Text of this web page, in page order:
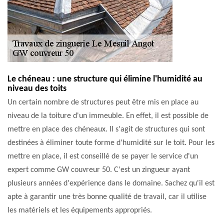
Le chéneau : une structure qui élimine l'humidité au
niveau des toits
Un certain nombre de structures peut être mis en place au
niveau de la toiture d'un immeuble. En effet, il est possible de
mettre en place des chéneaux. Il s'agit de structures qui sont
destinées à éliminer toute forme d'humidité sur le toit. Pour les
mettre en place, il est conseillé de se payer le service d'un
expert comme GW couvreur 50. C'est un zingueur ayant
plusieurs années d'expérience dans le domaine. Sachez qu'il est
apte à garantir une très bonne qualité de travail, car il utilise
les matériels et les équipements appropriés.